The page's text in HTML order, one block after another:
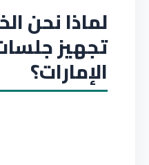
لماذا نحن
تجهيز
الإمارات؟